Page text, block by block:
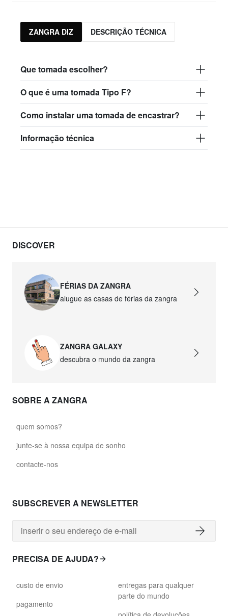
ZANGRA DIZ DESCRIÇÃO TÉCNICA
Que tomada escolher?
O que é uma tomada Tipo F?
Como instalar uma tomada de encastrar?
Informação técnica
DISCOVER
FÉRIAS DA ZANGRA
alugue as casas de férias da zangra
ZANGRA GALAXY
descubra o mundo da zangra
SOBRE A ZANGRA
quem somos?
junte-se à nossa equipa de sonho
contacte-nos
SUBSCREVER A NEWSLETTER
PRECISA DE AJUDA?
custo de envio
pagamento
entregas para qualquer
parte do mundo